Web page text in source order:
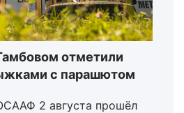
отметили
с парашютом
2 августа прошёл